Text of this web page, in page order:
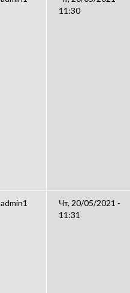
11:30
admin1
Чт, 20/05/2021 -
11:31